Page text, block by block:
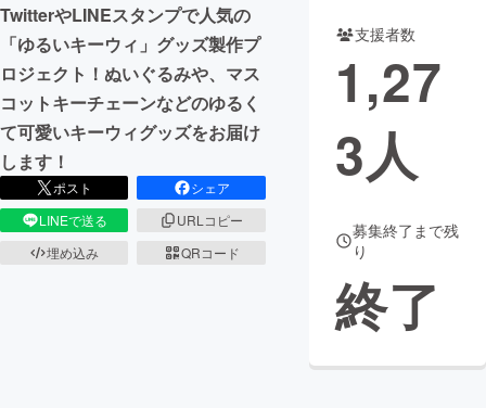
TwitterやLINEスタンプで人気の
「ゆるいキーウィ」グッズ製作プ
ロジェクト！ぬいぐるみや、マス
コットキーチェーンなどのゆるく
て可愛いキーウィグッズをお届け
します！
ポスト
シェア
LINEで送る
URLコピー
埋め込み
QRコード
支援者数
1,27
3人
募集終了まで残
り
終了